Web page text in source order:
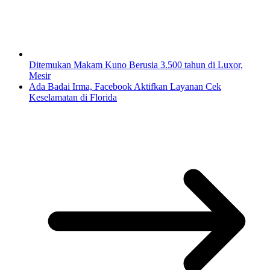
Ditemukan Makam Kuno Berusia 3.500 tahun di Luxor,
Mesir
Ada Badai Irma, Facebook Aktifkan Layanan Cek
Keselamatan di Florida